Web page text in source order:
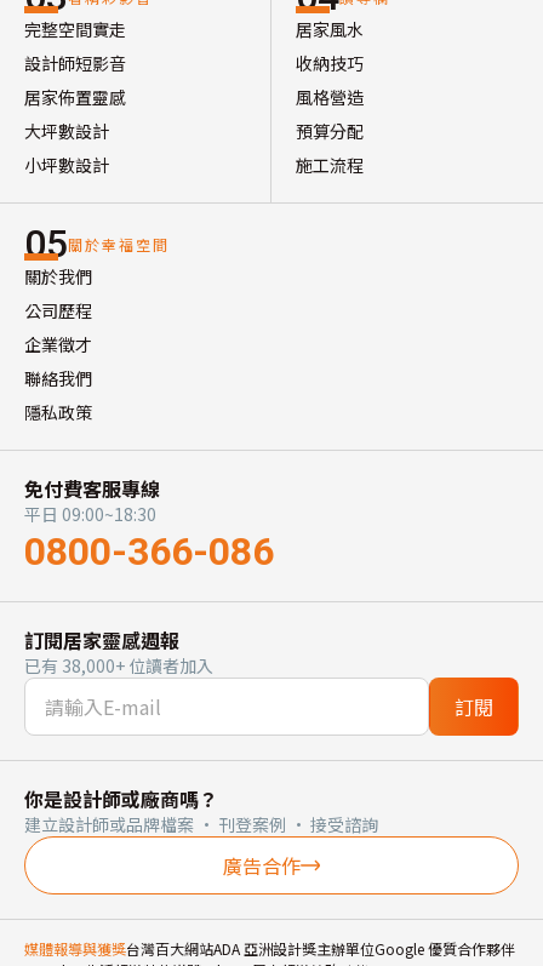
完整空間實走
設計師短影音
居家佈置靈感
大坪數設計
小坪數設計
居家風水
收納技巧
風格營造
預算分配
施工流程
05關於幸福空間
關於我們
公司歷程
企業徵才
聯絡我們
隱私政策
免付費客服專線
平日 09:00~18:30
0800-366-086
訂閱居家靈感週報
已有 38,000+ 位讀者加入
訂閱
你是設計師或廠商嗎？
建立設計師或品牌檔案 · 刊登案例 · 接受諮詢
廣告合作
媒體報導與獲獎台灣百大網站ADA 亞洲設計獎主辦單位Google 優質合作夥伴